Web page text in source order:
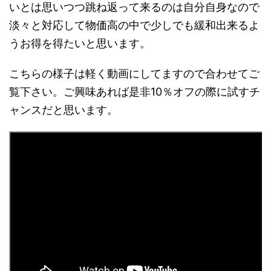
いとは思いつつ跳ね返って来るのは自分自身なので
淡々と対応して物価高の中で少しでも緩和出来るよ
うお得を得たいと思います。
こちらの様子は軽く動画にしてますので合わせてご
覧下さい。ご興味あれば是非10％オフの際に試すチ
ャンスだと思います。